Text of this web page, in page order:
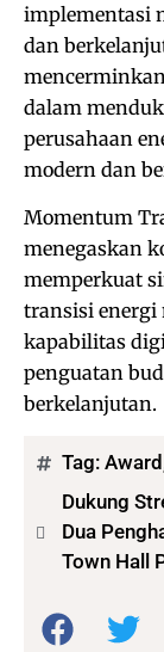
implementasi
dan
dalam
perusahaan
modern dan
Momentum
menegaskan
memperkuat
transisi energi
kapabilitas
penguatan
berkelanjutan.
Tag: Award
Dukung
Dua
Town Hall
Bagikan: